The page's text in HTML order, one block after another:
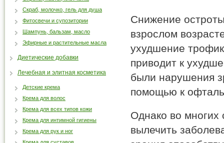
Снижение
взрослом
ухудшение
приводит к
были нарушения
помощью к
Однако во многих
вылечить
Скраб, молочко, гель для душа
Фитосвечи и супозитории
Шампунь, бальзам, масло
Эфирные и растительные масла
Диетические добавки
Лечебная и элитная косметика
Детские крема
Крема для волос
Крема для всех типов кожи
Крема для интимной гигиены
Крема для рук и ног